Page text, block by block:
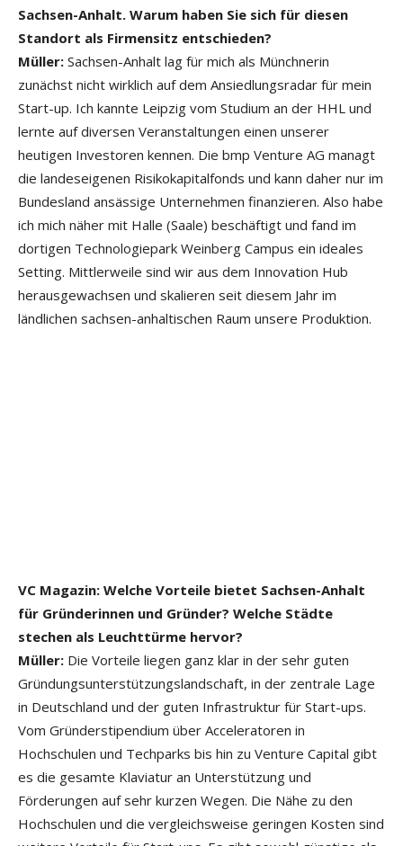
Sachsen-Anhalt. Warum haben Sie sich für diesen
Standort als Firmensitz entschieden?
Müller: Sachsen-Anhalt lag für mich als Münchnerin
zunächst nicht wirklich auf dem Ansiedlungsradar für mein
Start-up. Ich kannte Leipzig vom Studium an der HHL und
lernte auf diversen Veranstaltungen einen unserer
heutigen Investoren kennen. Die bmp Venture AG managt
die landeseigenen Risikokapitalfonds und kann daher nur im
Bundesland ansässige Unternehmen finanzieren. Also habe
ich mich näher mit Halle (Saale) beschäftigt und fand im
dortigen Technologiepark Weinberg Campus ein ideales
Setting. Mittlerweile sind wir aus dem Innovation Hub
herausgewachsen und skalieren seit diesem Jahr im
ländlichen sachsen-anhaltischen Raum unsere Produktion.
VC Magazin: Welche Vorteile bietet Sachsen-Anhalt
für Gründerinnen und Gründer? Welche Städte
stechen als Leuchttürme hervor?
Müller: Die Vorteile liegen ganz klar in der sehr guten
Gründungsunterstützungslandschaft, in der zentrale Lage
in Deutschland und der guten Infrastruktur für Start-ups.
Vom Gründerstipendium über Acceleratoren in
Hochschulen und Techparks bis hin zu Venture Capital gibt
es die gesamte Klaviatur an Unterstützung und
Förderungen auf sehr kurzen Wegen. Die Nähe zu den
Hochschulen und die vergleichsweise geringen Kosten sind